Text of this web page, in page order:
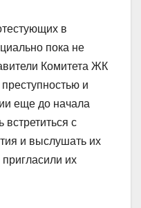
в
пока не
Комитета ЖК
и
еще до начала
встретиться с
и выслушать их
их